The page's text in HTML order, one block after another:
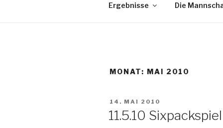
Ergebnisse Die
MONAT: MAI 2010
VERÖFFENTLICHT
14. MAI 2010
11.5.10